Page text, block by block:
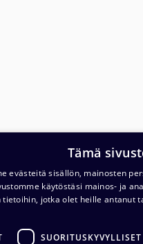
Varasto ja
Tämä
evästeitä sisällön, mainosten
käytöstäsi mainos- ja
tietoihin, jotka olet heille antanut
SUORITUSKYVYLLISET